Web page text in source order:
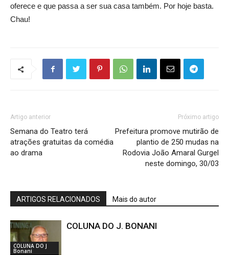
oferece e que passa a ser sua casa também. Por hoje basta.
Chau!
Artigo anterior
Semana do Teatro terá
atrações gratuitas da comédia
ao drama
Próximo artigo
Prefeitura promove mutirão de
plantio de 250 mudas na
Rodovia João Amaral Gurgel
neste domingo, 30/03
ARTIGOS RELACIONADOS Mais do autor
COLUNA DO J
Bonani
COLUNA DO J. BONANI